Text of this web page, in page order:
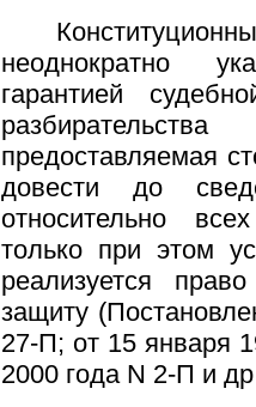
неоднократно
гарантией
предоставляемая
довести до
относительно
только при этом
реализуется
защиту
27-П; от 15 января
2000 года N 2-П и